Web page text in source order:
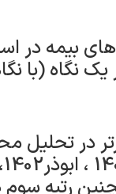
یک نگاه (با